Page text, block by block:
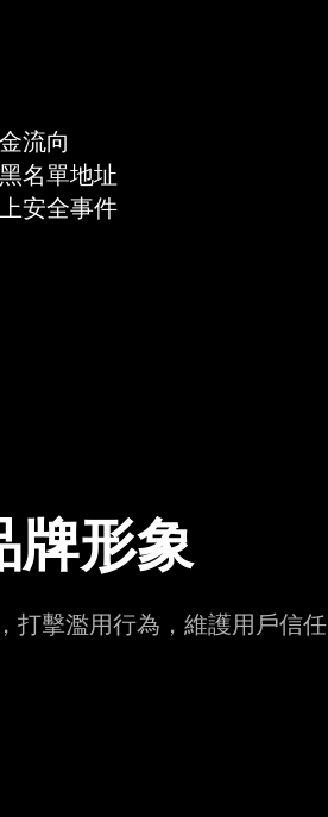
流向
名單地址
安全事件
牌形象
打擊濫用行為，維護用戶信任